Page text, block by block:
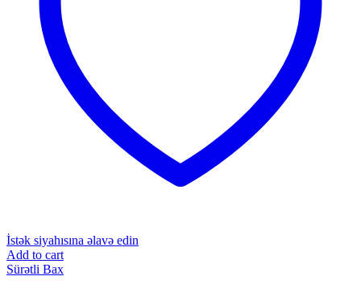
İstək siyahısına əlavə edin
Add to cart
Sürətli Bax